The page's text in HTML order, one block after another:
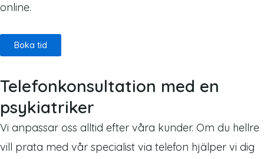
online.
Boka tid
Telefonkonsultation med en
psykiatriker
Vi anpassar oss alltid efter våra kunder. Om du hellre
vill prata med vår specialist via telefon hjälper vi dig